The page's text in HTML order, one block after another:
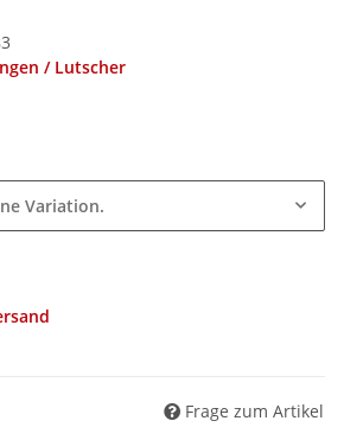
/ Lutscher
Variation.
Frage zum Artikel